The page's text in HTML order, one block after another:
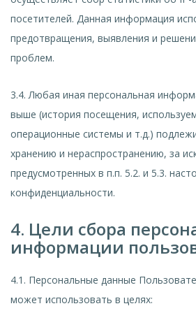
посетителей. Данная информация
предотвращения, выявления и
проблем.
3.4. Любая иная персональная
выше (история посещения,
операционные системы и т.д.)
хранению и нераспространению, за
предусмотренных в п.п. 5.2. и 5.3.
конфиденциальности.
4. Цели сбора
информации
4.1. Персональные данные
может использовать в целях: